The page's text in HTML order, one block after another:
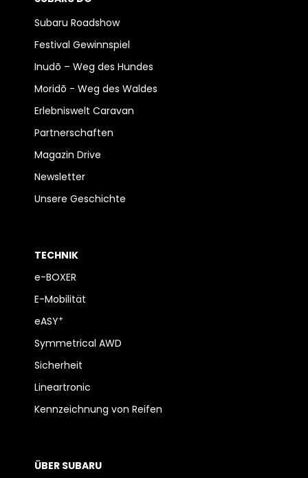
Subaru Roadshow
Festival Gewinnspiel
Inudō – Weg des Hundes
Moridō - Weg des Waldes
Erlebniswelt Caravan
Partnerschaften
Magazin Drive
Newsletter
Unsere Geschichte
TECHNIK
e-BOXER
E-Mobilität
eASY+
Symmetrical AWD
Sicherheit
Lineartronic
Kennzeichnung von Reifen
ÜBER SUBARU